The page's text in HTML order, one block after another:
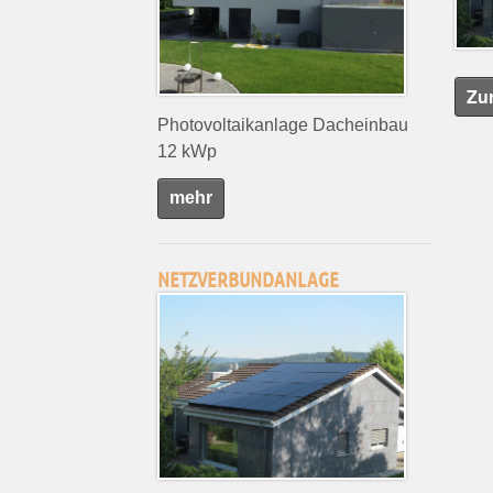
Photovoltaikanlage Dacheinbau
12 kWp
mehr
NETZVERBUNDANLAGE